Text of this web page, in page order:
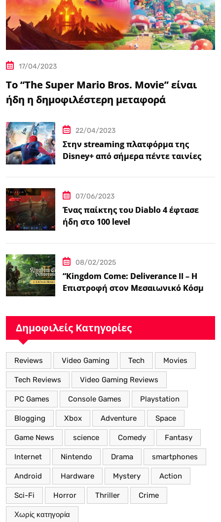
17/04/2023
Το “The Super Mario Bros. Movie” είναι
ήδη η δημοφιλέστερη μεταφορά
22/04/2023
Στην streaming πλατφόρμα της
Disney+ από σήμερα πέντε ταινίες
07/06/2023
Ένας παίκτης του Diablo 4 έφτασε
ήδη στο 100 level
08/02/2025
“Kingdom Come: Deliverance II – Η
Επιστροφή στον Μεσαιωνικό Κόσμο
Δημοφιλείς Κατηγορίες
Reviews Video Gaming Tech Movies
Tech Reviews Video Gaming Reviews
PC Games Console Games Playstation
Blogging Xbox Adventure Space
Game News science Comedy Fantasy
Internet Nintendo Drama smartphones
Android Hardware Mystery Action
Sci-Fi Horror Thriller Crime
Χωρίς κατηγορία